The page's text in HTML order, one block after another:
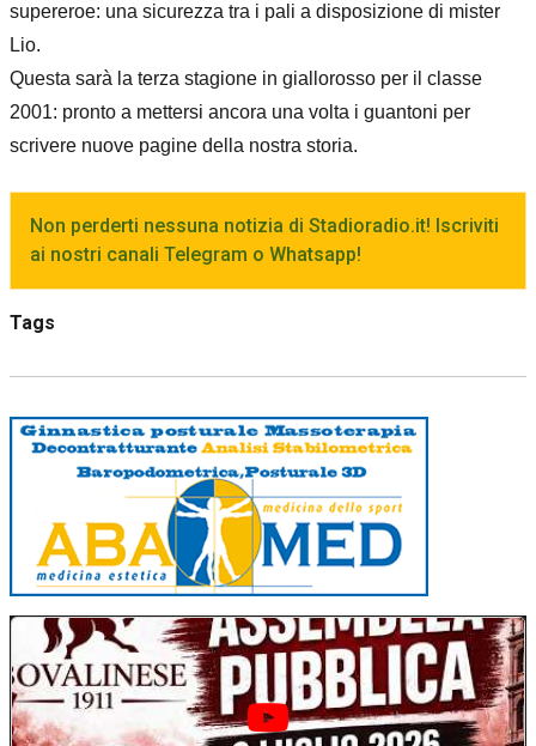
supereroe: una sicurezza tra i pali a disposizione di mister
Lio.
Questa sarà la terza stagione in giallorosso per il classe
2001: pronto a mettersi ancora una volta i guantoni per
scrivere nuove pagine della nostra storia.
Non perderti nessuna notizia di Stadioradio.it! Iscriviti
ai nostri canali Telegram o Whatsapp!
Tags